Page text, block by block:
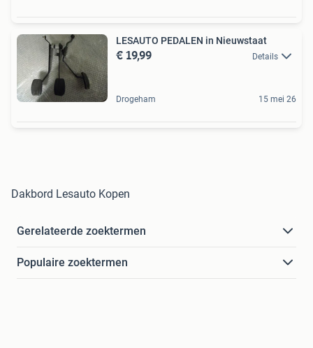
LESAUTO PEDALEN in Nieuwstaat
€ 19,99 Details
Drogeham 15 mei 26
Dakbord Lesauto Kopen
Gerelateerde zoektermen
Populaire zoektermen